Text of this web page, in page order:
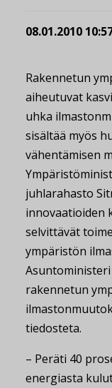
08.01.2010
Rakennetun
aiheutuvat
uhka
sisältää myös
vähentämisen
juhlarahasto
innovaatioiden
selvittävät
ympäristön
Asuntoministeri
rakennetun
tiedosteta.
– Peräti 40
energiasta